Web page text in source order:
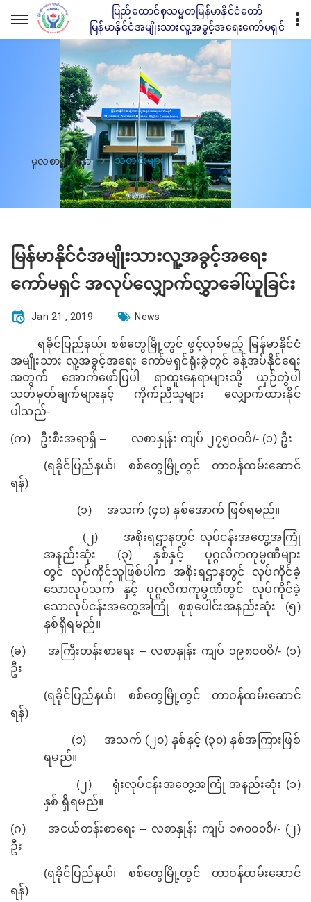
ပြည်ထောင်စုသမ္မတမြန်မာနိုင်ငံတော်
မြန်မာနိုင်ငံအမျိုးသားလူ့အခွင့်အရေးကော်မရှင်
မူလစာမျက်နှာ သတင်းများ
မြန်မာနိုင်ငံအမျိုးသားလူ့အခွင့်အရေး
ကော်မရှင် အလုပ်လျှောက်လွှာခေါ်ယူခြင်း
Jan 21 , 2019 News
ရခိုင်ပြည်နယ်၊ စစ်တွေမြို့တွင် ဖွင့်လှစ်မည့် မြန်မာနိုင်ငံ
အမျိုးသား လူ့အခွင့်အရေး ကော်မရှင်ရုံးခွဲတွင် ခန့်အပ်နိုင်ရေး
အတွက် အောက်ဖော်ပြပါ ရာထူးနေရာများသို့ ယှဉ်တွဲပါ
သတ်မှတ်ချက်များနှင့် ကိုက်ညီသူများ လျှောက်ထားနိုင်
ပါသည်-
(က) ဦးစီးအရာရှိ – လစာနှုန်း ကျပ် ၂၇၅၀၀ဝိ/- (၁) ဦး
(ရခိုင်ပြည်နယ်၊ စစ်တွေမြို့တွင် တာဝန်ထမ်းဆောင်
ရန်)
(၁) အသက် (၄၀) နှစ်အောက် ဖြစ်ရမည်။
( ၂)
အစိုးရဌာနတွင် လုပ်ငန်းအတွေ့အကြုံ
အနည်းဆုံး (၃) နှစ်နှင့် ပုဂ္ဂလိကကုမ္ပဏီများ
တွင်
လုပ်ကိုင်သူဖြစ်ပါက အစိုးရဌာနတွင်
လုပ်ကိုင်ခဲ့
သောလုပ်သက် နှင့် ပုဂ္ဂလိကကုမ္ပဏီတွင် လုပ်ကိုင်ခဲ့
သောလုပ်ငန်းအတွေ့အကြုံ စုစုပေါင်းအနည်းဆုံး (၅)
နှစ်ရှိရမည်။
(ခ)
အကြီးတန်းစာရေး – လစာနှုန်း ကျပ် ၁၉၈၀၀ဝိ/- (၁)
ဦး
(ရခိုင်ပြည်နယ်၊ စစ်တွေမြို့တွင် တာဝန်ထမ်းဆောင်
ရန်)
(၁)
အသက် (၂၀) နှစ်နှင့် (၃၀) နှစ်အကြားဖြစ်
ရမည်။
( ၂)
ရုံးလုပ်ငန်းအတွေ့အကြုံ အနည်းဆုံး (၁)
နှစ် ရှိရမည်။
(ဂ)
အငယ်တန်းစာရေး – လစာနှုန်း ကျပ် ၁၈၀၀၀ဝိ/- (၂)
ဦး
(ရခိုင်ပြည်နယ်၊ စစ်တွေမြို့တွင် တာဝန်ထမ်းဆောင်
ရန်)